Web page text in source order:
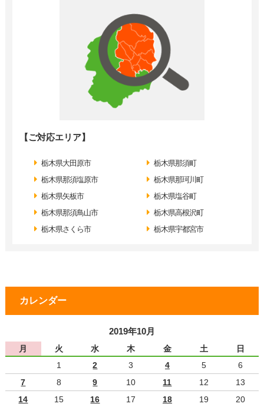
【ご対応エリア】
栃木県大田原市
栃木県那須塩原市
栃木県矢板市
栃木県那須鳥山市
栃木県さくら市
栃木県那須町
栃木県那珂川町
栃木県塩谷町
栃木県高根沢町
栃木県宇都宮市
カレンダー
2019年10月
月 火 水 木 金 土
日
1
2 3 4 5
6
7
8 9 10 11 12
13
14
15 16 17 18 19
20